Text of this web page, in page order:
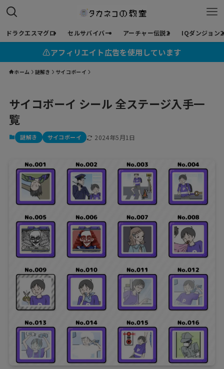
ドラクエスマグロ セルサバイバー アーチャー伝説2 IQダンジョン2
⚠︎アフィリエイト広告を使用しています
ホーム 謎解き サイコボーイ
サイコボーイ シール 全ステージ入手一
覧
謎解き サイコボーイ 2024年5月1日